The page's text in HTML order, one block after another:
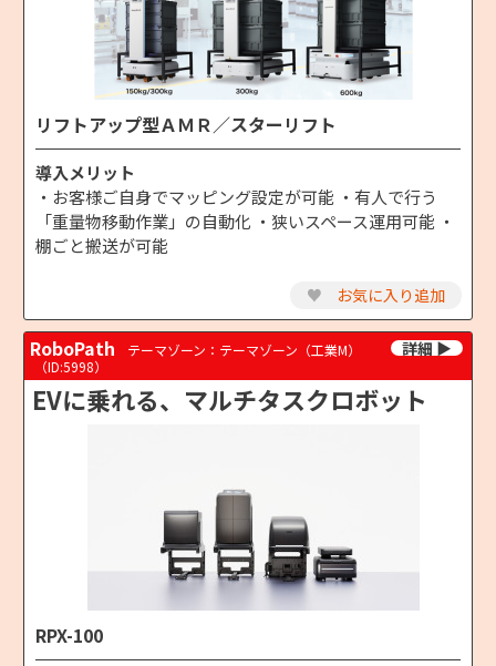
リフトアップ型ＡＭＲ／スターリフト
導入メリット
・お客様ご自身でマッピング設定が可能 ・有人で行う
「重量物移動作業」の自動化 ・狭いスペース運用可能 ・
棚ごと搬送が可能
♥ お気に入り追加
RoboPath
テーマゾーン：テーマゾーン（工業M）
（ID:5998）
EVに乗れる、マルチタスクロボット
RPX-100